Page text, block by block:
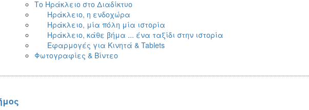
Το Ηράκλειο στο Διαδίκτυο
Ηράκλειο, η ενδοχώρα
Ηράκλειο, μία πόλη μία ιστορία
Ηράκλειο, κάθε βήμα ... ένα ταξίδι στην ιστορία
Εφαρμογές για Κινητά & Tablets
Φωτογραφίες & Βίντεο